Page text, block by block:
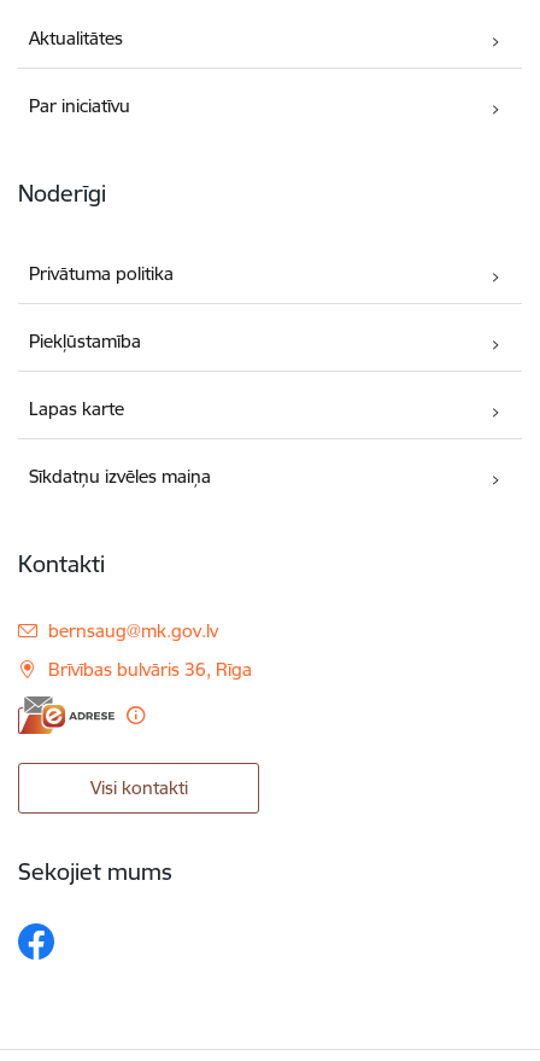
Aktualitātes
Par iniciatīvu
Noderīgi
Privātuma politika
Piekļūstamība
Lapas karte
Sīkdatņu izvēles maiņa
Kontakti
E-pasts:
bernsaug@mk.gov.lv
Brīvības bulvāris 36, Rīga
Visi kontakti
Sekojiet mums